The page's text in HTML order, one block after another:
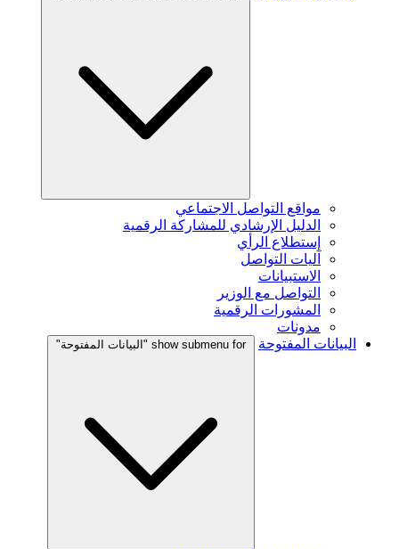
مواقع التواصل الاجتماعي
الدليل الإرشادي للمشاركة الرقمية
إستطلاع الرأي
آليات التواصل
الاستبيانات
التواصل مع الوزير
المشورات الرقمية
مدونات
البيانات المفتوحة
show submenu for "البيانات المفتوحة"